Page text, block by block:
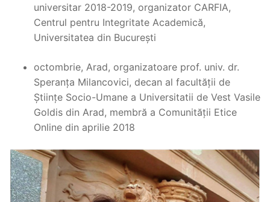
universitar 2018-2019, organizator CARFIA,
Centrul pentru Integritate Academică,
Universitatea din București
octombrie, Arad, organizatoare prof. univ. dr.
Speranța Milancovici, decan al facultății de
Științe Socio-Umane a Universitatii de Vest Vasile
Goldis din Arad, membră a Comunității Etice
Online din aprilie 2018